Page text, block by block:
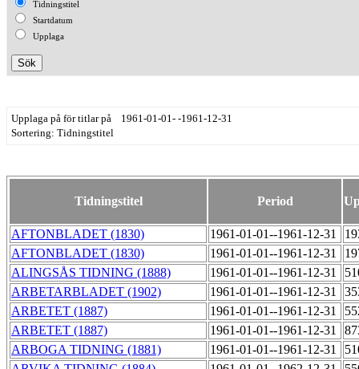
Tidningstitel
Startdatum
Upplaga
Upplaga på för titlar på 1961-01-01- -1961-12-31
Sortering: Tidningstitel
Tidningstitel Period
AFTONBLADET (1830) 1961-01-01--1961-12-31
AFTONBLADET (1830)
1961-01-01--1961-12-31
ALINGSÅS TIDNING (1888)
1961-01-01--1961-12-31
ARBETARBLADET (1902)
1961-01-01--1961-12-31
ARBETET (1887)
1961-01-01--1961-12-31
ARBETET (1887)
1961-01-01--1961-12-31
ARBOGA TIDNING (1881)
1961-01-01--1961-12-31